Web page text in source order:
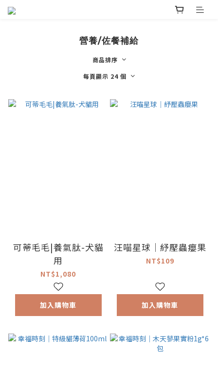
營養/佐餐補給
商品排序
每頁顯示 24 個
可蒂毛毛|養氣肽-犬貓
用
NT$1,080
加入購物車
汪喵星球｜紓壓蟲癭果
NT$109
加入購物車